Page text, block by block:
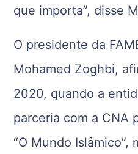
que importa”, disse
O presidente da
Mohamed Zoghbi,
2020, quando a
parceria com a CNA
“O Mundo Islâmico”,